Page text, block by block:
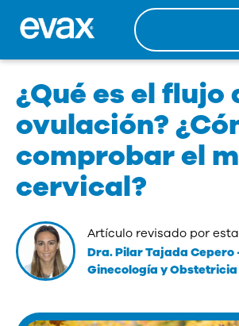
¿Qué es el flujo
ovulación?
comprobar el
cervical?
Artículo revisado por
Dra. Pilar Tajada Cepero
Ginecología y Obstetricia